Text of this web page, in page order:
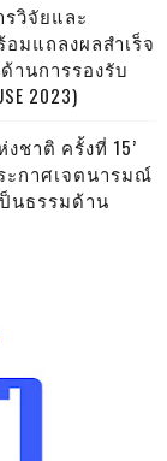
วิจัยและ
มแถลงผลสำเร็จ
านการรองรับ
2023)
ชาติ ครั้งที่ 15’
กาศเจตนารมณ์
นธรรมด้าน